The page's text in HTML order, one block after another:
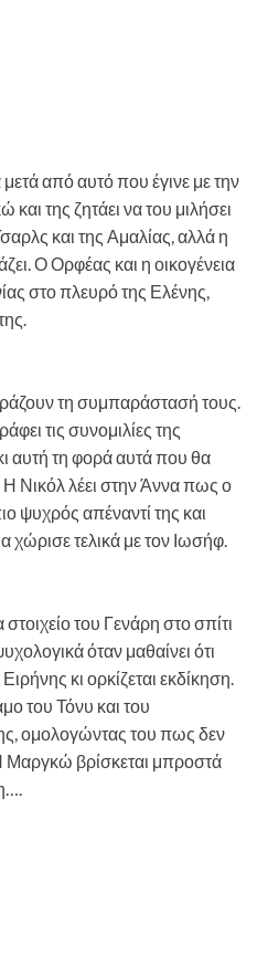
από αυτό που έγινε με την
της ζητάει να του μιλήσει
και της Αμαλίας, αλλά η
Ο Ορφέας και η οικογένεια
στο πλευρό της Ελένης,
τη συμπαράστασή τους.
τις συνομιλίες της
αυτή τη φορά αυτά που θα
Νικόλ λέει στην Άννα πως ο
ψυχρός απέναντί της και
χώρισε τελικά με τον Ιωσήφ.
του Γενάρη στο σπίτι
όταν μαθαίνει ότι
κι ορκίζεται εκδίκηση.
του Τόνυ και του
ομολογώντας του πως δεν
Μαργκώ βρίσκεται μπροστά